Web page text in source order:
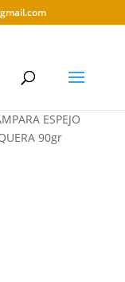
ESPEJO
90gr